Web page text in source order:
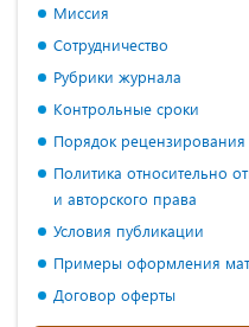
Миссия
Сотрудничество
Рубрики журнала
Контрольные сроки
Порядок рецензирования
Политика относительно
и авторского права
Условия публикации
Примеры оформления
Договор оферты